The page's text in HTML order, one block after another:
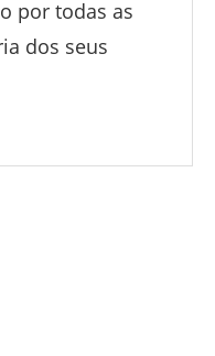
por todas as
dos seus